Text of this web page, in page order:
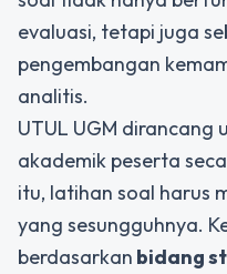
evaluasi, tetapi juga
pengembangan
analitis.
UTUL UGM dirancang
akademik peserta
itu, latihan soal harus
yang sesungguhnya.
berdasarkan bidang